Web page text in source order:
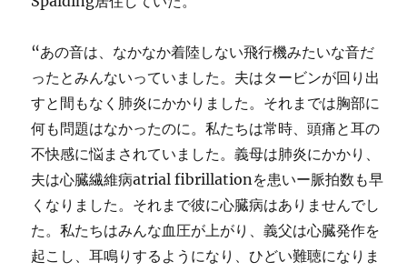
“あの音は、なかなか着陸しない飛行機みたいな音だ
ったとみんないっていました。夫はタービンが回り出
すと間もなく肺炎にかかりました。それまでは胸部に
何も問題はなかったのに。私たちは常時、頭痛と耳の
不快感に悩まされていました。義母は肺炎にかかり、
夫は心臓繊維病atrial fibrillationを患いー脈拍数も早
くなりました。それまで彼に心臓病はありませんでし
た。私たちはみんな血圧が上がり、義父は心臓発作を
起こし、耳鳴りするようになり、ひどい難聴になりま